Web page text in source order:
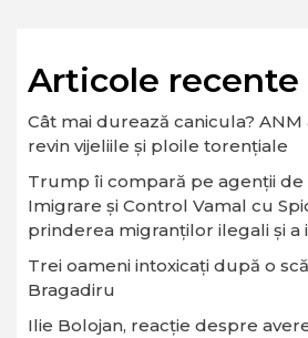
Articole recente
Cât mai durează canicula? ANM
revin vijeliile și ploile torențiale
Trump îi compară pe agenții de
Imigrare și Control Vamal cu
prinderea migranților ilegali și a
Trei oameni intoxicați după o
Bragadiru
Ilie Bolojan, reacție despre